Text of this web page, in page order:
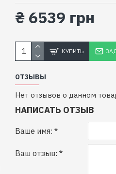
₴ 6539 грн
КУПИТЬ
ОТЗЫВЫ
Нет отзывов о данном
НАПИСАТЬ ОТЗЫВ
Ваше имя:
Ваш отзыв: